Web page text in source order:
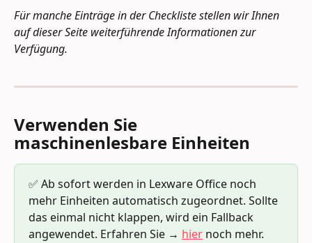
Für manche Einträge in der Checkliste stellen wir Ihnen
auf dieser Seite weiterführende Informationen zur
Verfügung.
Verwenden Sie
maschinenlesbare Einheiten
✅ Ab sofort werden in Lexware Office noch
mehr Einheiten automatisch zugeordnet. Sollte
das einmal nicht klappen, wird ein Fallback
angewendet. Erfahren Sie → hier noch mehr.